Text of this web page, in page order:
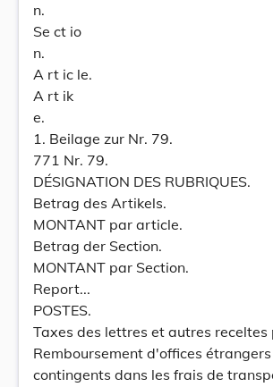
n.
Se ct io
n.
A rt ic le.
A rt ik
e.
1. Beilage zur Nr. 79.
771 Nr. 79.
DÉSIGNATION DES RUBRIQUES.
Betrag des Artikels.
MONTANT par article.
Betrag der Section.
MONTANT par Section.
Report...
POSTES.
Taxes des lettres et autres receltes
Remboursement d'offices étrangers
contingents dans les frais de